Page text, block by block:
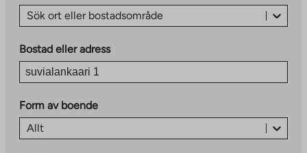
Sök ort eller bostadsområde
Bostad eller adress
Form av boende
Allt